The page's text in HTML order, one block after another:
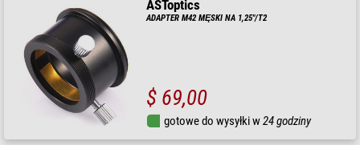
ASToptics
ADAPTER M42 MĘSKI NA 1,25"/T2
$ 69,00
gotowe do wysyłki w24 godziny